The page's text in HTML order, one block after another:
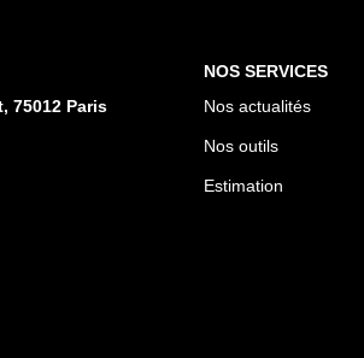
75012 Paris
NOS SERVICES
Nos actualités
Nos outils
Estimation